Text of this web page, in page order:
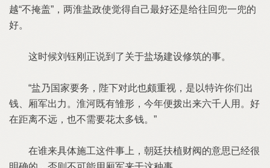
越“不掩盖”，两淮盐政使觉得自己最好还是给往回兜一兜的
好。
这时候刘钰刚正说到了关于盐场建设修筑的事。
“盐乃国家要务，陛下对此也颇重视，是以特许你们出
钱、厢军出力。淮河既有雏形，今年便拨出来六千人用。好
在距离不远，也不需要花太多钱。”
在谁来具体施工这件事上，朝廷扶植财阀的意思已经很